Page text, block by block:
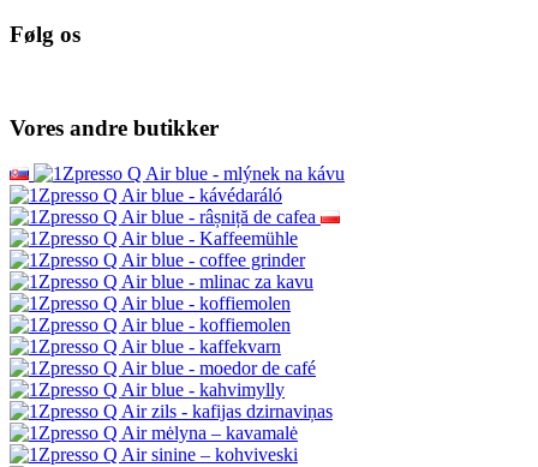
Følg os
Vores andre butikker